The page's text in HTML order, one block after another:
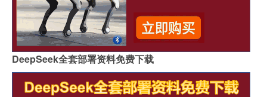
DeepSeek全套部署资料免费下载